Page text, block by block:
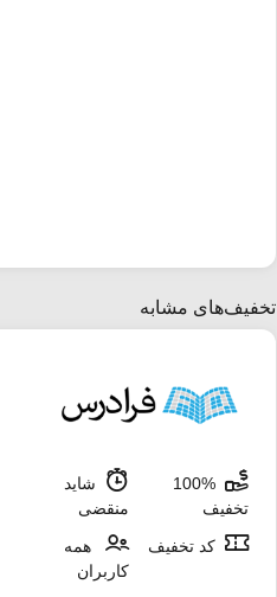
تخفیف‌های مشابه
100%
تخفیف
شاید
منقضی
کد تخفیف
همه
کاربران